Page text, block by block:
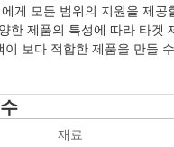
게 모든 범위의 지원을 제공
한 제품의 특성에 따라 타겟
이 보다 적합한 제품을 만들
재료